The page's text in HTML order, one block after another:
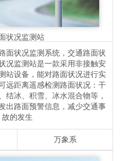
状况监测站
面状况监测系统，交通路面状
况监测站是一款采用非接触安
站设备，能对路面状况进行实
远距离遥感检测路面状况：干
结冰、积雪、冰水混合物等，
出路面预警信息，减少交通事
故的发生
万象系